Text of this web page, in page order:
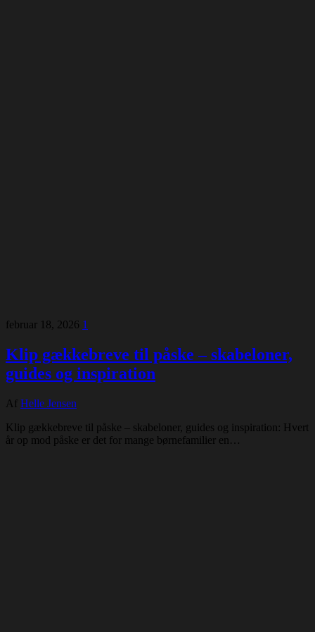
februar 18, 2026 1
Klip gækkebreve til påske – skabeloner,
guides og inspiration
Af Helle Jensen
Klip gækkebreve til påske – skabeloner, guides og inspiration: Hvert
år op mod påske er det for mange børnefamilier en…